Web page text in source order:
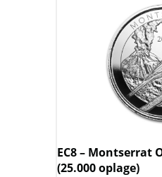
EC8 – Montserrat
(25.000 oplage)